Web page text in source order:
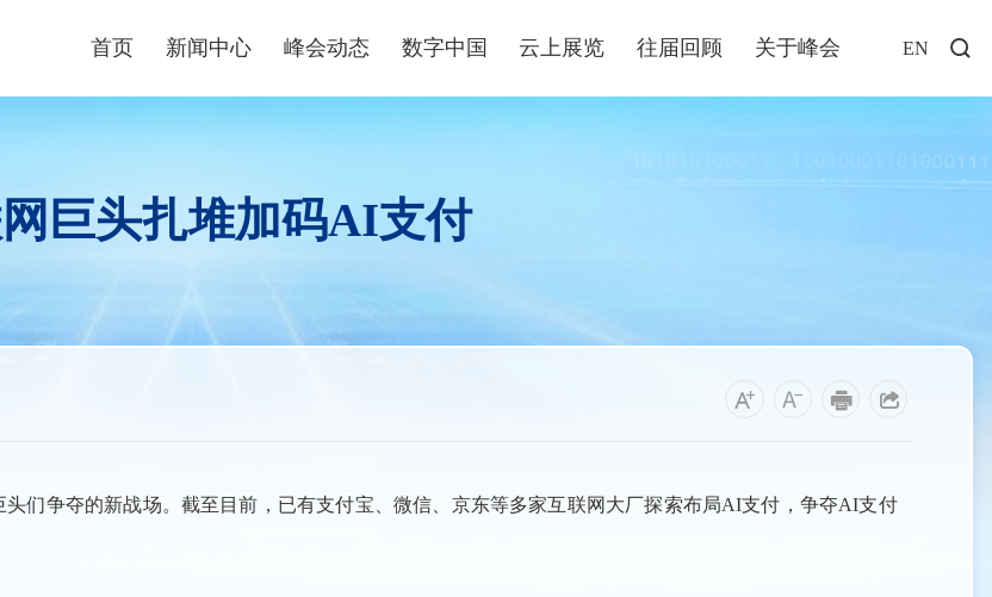
首页 新闻中心
视频播报
峰会镜头
媒体聚焦
峰会动态
创新大赛
数字中国
数字企业+
政策解读
云上展览 往届回顾 关于峰会 EN
巨头扎堆加码AI支付
们争夺的新战场。截至目前，已有支付宝、微信、京东等多家互联网大厂探索布局AI支付，争夺AI支付